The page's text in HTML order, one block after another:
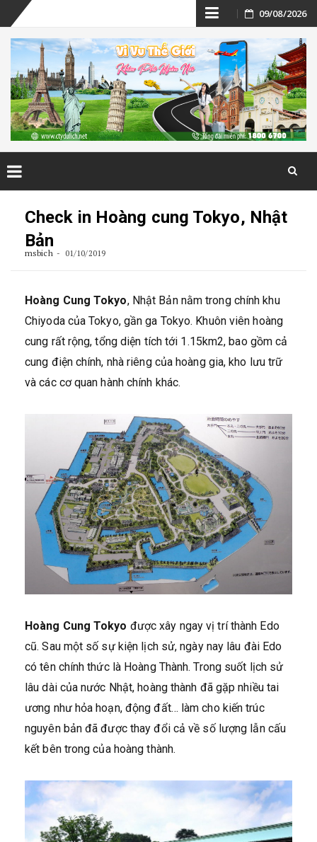
Skip
to
content
09/08/2026
Check in Hoàng cung Tokyo, Nhật
Bản
msbich 01/10/2019
Hoàng Cung Tokyo, Nhật Bản nằm trong chính khu
Chiyoda của Tokyo, gần ga Tokyo. Khuôn viên hoàng
cung rất rộng, tổng diện tích tới 1.15km2, bao gồm cả
cung điện chính, nhà riêng của hoàng gia, kho lưu trữ
và các cơ quan hành chính khác.
Hoàng Cung Tokyo được xây ngay vị trí thành Edo
cũ. Sau một số sự kiện lịch sử, ngày nay lâu đài Edo
có tên chính thức là Hoàng Thành. Trong suốt lịch sử
lâu dài của nước Nhật, hoàng thành đã gặp nhiều tai
ương như hỏa hoạn, động đất… làm cho kiến trúc
nguyên bản đã được thay đổi cả về số lượng lẫn cấu
kết bên trong của hoàng thành.